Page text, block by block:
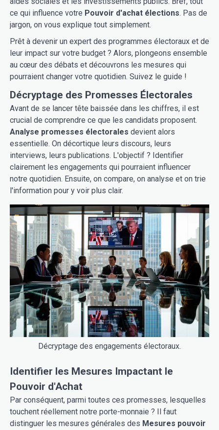
ce qui influence votre Pouvoir d'achat élections. Pas de
jargon, on vous explique tout simplement.
Prêt à devenir un expert des programmes électoraux et de
leur impact sur votre budget ? Alors, plongeons ensemble
au cœur des débats et découvrons les mesures qui
pourraient changer votre quotidien. Suivez le guide !
Décryptage des Promesses Électorales
Avant de se lancer tête baissée dans les chiffres, il est
crucial de comprendre ce que les candidats proposent.
Analyse promesses électorales devient alors
essentielle. On décortique leurs discours, leurs
interviews, leurs publications. L'objectif ? Identifier
clairement les engagements qui pourraient influencer
notre quotidien. Ensuite, on compare, on analyse et on trie
l'information pour y voir plus clair.
Décryptage des engagements électoraux.
Identifier les Mesures Impactant le
Pouvoir d'Achat
Par conséquent, parmi toutes ces promesses, lesquelles
touchent réellement notre porte-monnaie ? Il faut
distinguer les mesures générales des Mesures pouvoir